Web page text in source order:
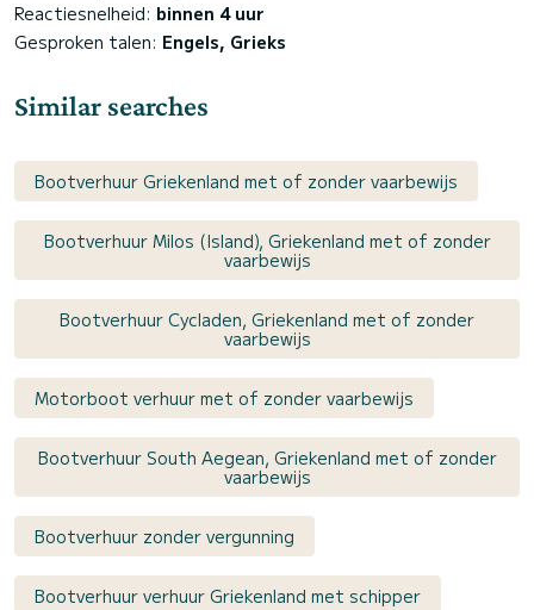
Reactiesnelheid: binnen 4 uur
Gesproken talen: Engels, Grieks
Similar searches
Bootverhuur Griekenland met of zonder vaarbewijs
Bootverhuur Milos (Island), Griekenland met of zonder
vaarbewijs
Bootverhuur Cycladen, Griekenland met of zonder
vaarbewijs
Motorboot verhuur met of zonder vaarbewijs
Bootverhuur South Aegean, Griekenland met of zonder
vaarbewijs
Bootverhuur zonder vergunning
Bootverhuur verhuur Griekenland met schipper